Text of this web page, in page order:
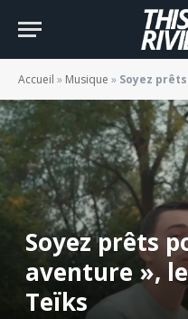
Accueil » Musique » Soyez prêts
Soyez prêts
aventure »,
Teïks